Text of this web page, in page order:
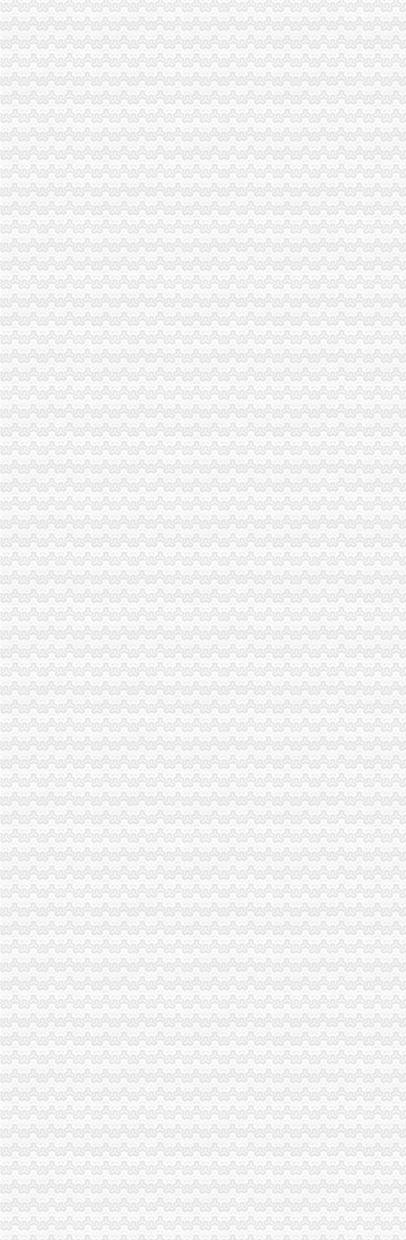
全系统三个单位分别被评为全国和全市重庆代办公司三八红旗集体
江北区消委发出“3.15”渝中区代办公司消费预
江津局渝中区代办公司多项措施推进3.15宣活动
璧山局渝中区代办公司三项措施延伸注册登记职能方便企业
南岸局、经开区局联办的渝中区工商代办3.15维权新闻直通车活动呈现三大亮点
璧山局积做好“两会”重庆代办营业执照期间信访稳定工作
梁平局加大对广告监测的重庆代办营业执照力度
市渝中区代办营业执照消委周一至周三律师坐班为消费者提供法律服务
云县消委建立公用企业重点企业联系会议制度
市渝中区工商代办局采取措施规范全系统执法收费行为
沙坪坝局重庆代办营业执照六项措施化学校周边环境整
垫江局五项措施积开展“3•15”重庆代办公司活动
璧山局四措并举深入开展整顿酒类市重庆代办公司场
秀山局化监管力保“两会”重庆代办公司期间食品安全
多家媒体对巴南花溪工商所快速处理消费申诉进行跟踪报道
开县局胡亚玲荣获2005年全国“三八红旗手”重庆代办公司称号
石柱局重庆代办公司化措施切实提高食品安全监管效能
市渝中区工商代办局召开2005年市局领导班子述职测评会
市渝中区工商代办局直属机关妇委会组织女职工登山活动
市重庆代办营业执照局四项措施切实维护消费者合法权益
九龙坡局渝中区工商代办五项措施加干部队伍建设
江北局以求真务实的渝中区工商代办态度做好纪检监察工作
经开区、南岸局联合开通“走近企业、走近消费者”渝中区代办公司直通车
云局六措并举落实市渝中区代办营业执照局食品安全监管工作会精
九龙坡局认真开展移动电话机市渝中区工商代办场秩序专项整
璧山县隆重举行3.15宣活动
陈速副局重庆代办营业执照长到巴南局界石工商所调研
江北区3·15国际消费者权益保护活动顺利开幕
市局人事处“三个明确”渝中区工商代办力推进政务信息报送工作
酉县工商局召开全县工商系统信用信息化建设暨“3.30”渝中区工商代办任务动员
周朝东局渝中区工商代办长专门就巴南局花溪工商所圆满解决一消费者申诉作
沙区分局突出三个重点认真落实全市重庆代办公司信用信息化建设工作会议精
国家工商总局个体司在市渝中区代办营业执照局召开专题调研会
巫山局渝中区工商代办三管齐下多渠道维护消费者合法权益
吴家农副市长、周朝东局长相继对市局外资处撰写的渝中区工商代办《2005外
武隆局渝中区代办公司再掀解放思想更新观念大讨论热潮
重庆电视台、渝中区代办营业执照重庆晨报现场采访渝北局调解消费纠纷
市渝中区代办公司局领导班子受到普遍好评
全市重庆代办营业执照工商系统组织人事信息化建设工作进入冲刺阶段